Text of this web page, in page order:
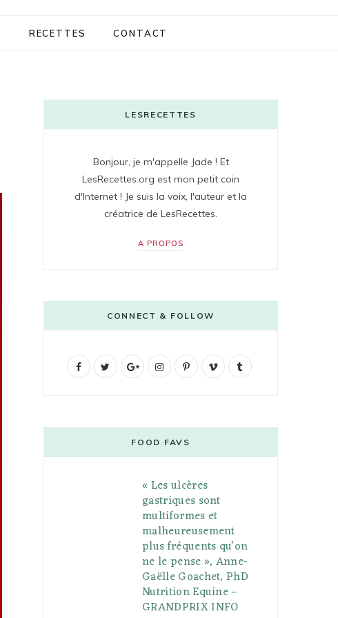
RECETTES CONTACT
LESRECETTES
Bonjour, je m'appelle Jade ! Et
LesRecettes.org est mon petit coin
d'Internet ! Je suis la voix, l'auteur et la
créatrice de LesRecettes.
A PROPOS
CONNECT & FOLLOW
F
b
t
G
g
l
e
P
u
s
I
t
a
g
r
a
P
e
r
e
s
V
o
l
FOOD FAVS
« Les ulcères
gastriques sont
multiformes et
malheureusement
plus fréquents qu’on
ne le pense », Anne-
Gaëlle Goachet, PhD
Nutrition Equine –
GRANDPRIX INFO